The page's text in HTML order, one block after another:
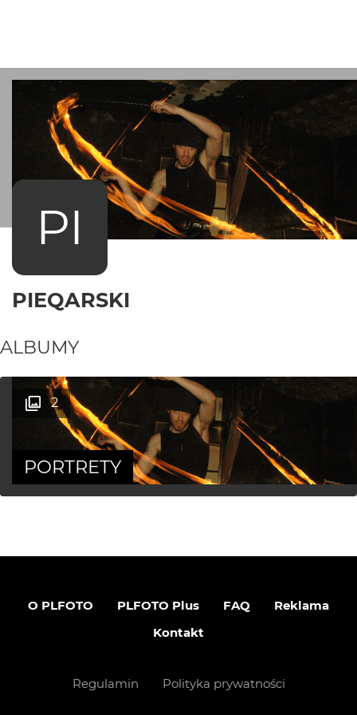
PI
PIEQARSKI
ALBUMY
2
PORTRETY
O PLFOTO PLFOTO Plus FAQ
Reklama
Kontakt
Regulamin Polityka prywatności